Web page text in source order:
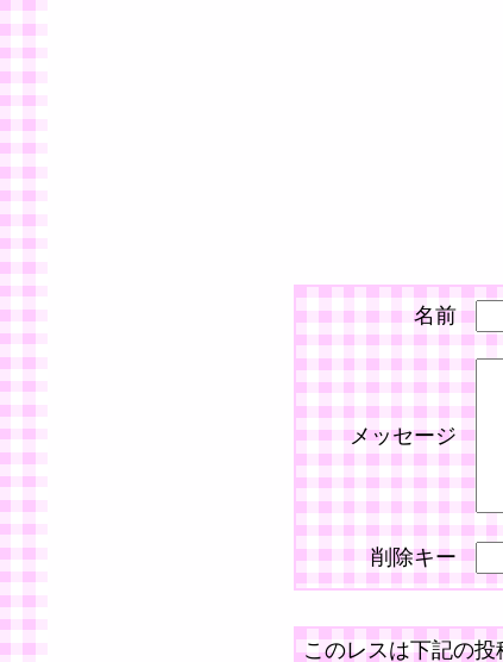
名前
メッセージ
削除キー
このレスは下記の